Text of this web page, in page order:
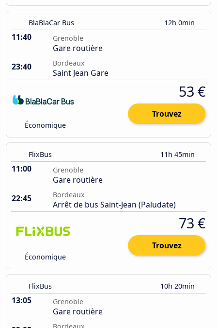
BlaBlaCar Bus 12h 0min
11:40 Grenoble
Gare routière
23:40
Bordeaux
Saint Jean Gare
Économique
53 €
Trouvez
FlixBus 11h 45min
11:00 Grenoble
Gare routière
22:45
Bordeaux
Arrêt de bus Saint-Jean (Paludate)
Économique
73 €
Trouvez
FlixBus 10h 20min
13:05 Grenoble
Gare routière